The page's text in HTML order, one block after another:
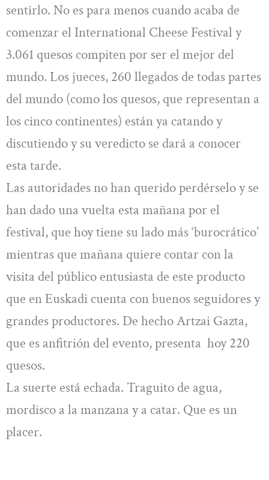
sentirlo. No es para menos cuando acaba de
comenzar el International Cheese Festival y
3.061 quesos compiten por ser el mejor del
mundo. Los jueces, 260 llegados de todas partes
del mundo (como los quesos, que representan a
los cinco continentes) están ya catando y
discutiendo y su veredicto se dará a conocer
esta tarde.
Las autoridades no han querido perdérselo y se
han dado una vuelta esta mañana por el
festival, que hoy tiene su lado más ‘burocrático’
mientras que mañana quiere contar con la
visita del público entusiasta de este producto
que en Euskadi cuenta con buenos seguidores y
grandes productores. De hecho Artzai Gazta,
que es anfitrión del evento, presenta hoy 220
quesos.
La suerte está echada. Traguito de agua,
mordisco a la manzana y a catar. Que es un
placer.